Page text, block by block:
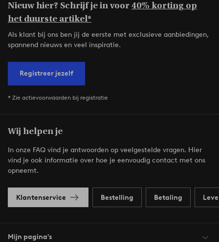
Nieuw hier? Schrijf je in voor40% korting op
het duurste artikel*
Als klant bij ons ben jij de eerste met exclusieve aanbiedingen,
spannend nieuws en veel inspiratie.
Registreer jezelf
* Zie actievoorwaarden bij registratie
Wij helpen je
In onze FAQ vind je antwoorden op veelgestelde vragen. Hier
vind je ook informatie over hoe je eenvoudig contact met ons
opneemt.
Klantenservice Bestelling Betaling
Mijn pagina's